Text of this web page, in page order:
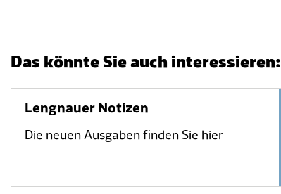
Das könnte Sie auch interessieren:
Lengnauer Notizen
Die neuen Ausgaben finden Sie hier